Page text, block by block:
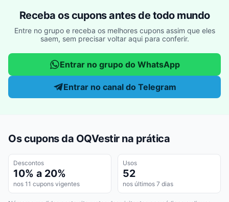
Receba os cupons antes de todo mundo
Entre no grupo e receba os melhores cupons assim que eles
saem, sem precisar voltar aqui para conferir.
Entrar no grupo do WhatsApp
Entrar no canal do Telegram
Os cupons da OQVestir na prática
Descontos
10% a 20%
nos 11 cupons vigentes
Usos
52
nos últimos 7 dias